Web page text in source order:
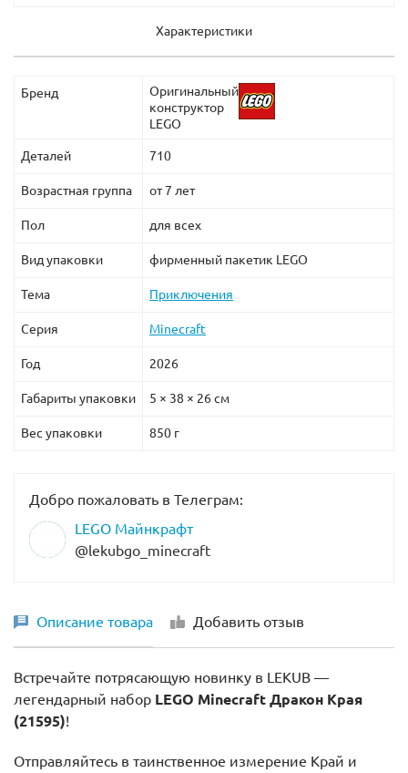
Характеристики
Бренд
Оригинальный
конструктор
LEGO
Деталей 710
Возрастная группа от 7 лет
Пол для всех
Вид упаковки фирменный пакетик LEGO
Тема Приключения
Серия Minecraft
Год 2026
Габариты упаковки 5 × 38 × 26 см
Вес упаковки 850 г
Добро пожаловать в Телеграм:
LEGO Майнкрафт
@lekubgo_minecraft
Описание товара Добавить отзыв
Встречайте потрясающую новинку в LEKUB —
легендарный набор LEGO Minecraft Дракон Края
(21595)!
Отправляйтесь в таинственное измерение Край и